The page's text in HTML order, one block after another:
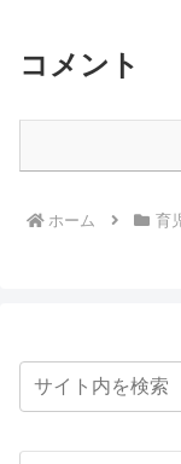
コメント
ホーム 育